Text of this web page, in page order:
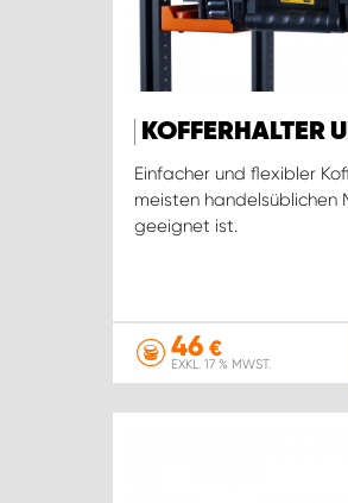
KOFFERHALTER
Einfacher und flexibler
meisten handelsüblichen
geeignet ist.
46 €
EXKL. 17 % MWST.